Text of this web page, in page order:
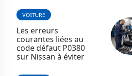
VOITURE
Les erreurs
courantes liées au
code défaut P0380
sur Nissan à éviter